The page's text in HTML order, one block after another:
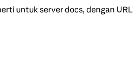
untuk server docs, dengan URL